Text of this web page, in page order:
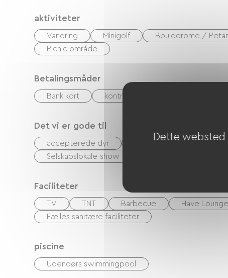
aktiviteter
Vandring Minigolf Boulodrome /
Picnic område
Betalingsmåder
Bank kort kontrol
Det vi er gode til
accepterede dyr
Selskabslokale-show
Faciliteter
TV TNT Barbecue Have Lounge
Fælles sanitære faciliteter
piscine
Udendørs swimmingpool
Dette